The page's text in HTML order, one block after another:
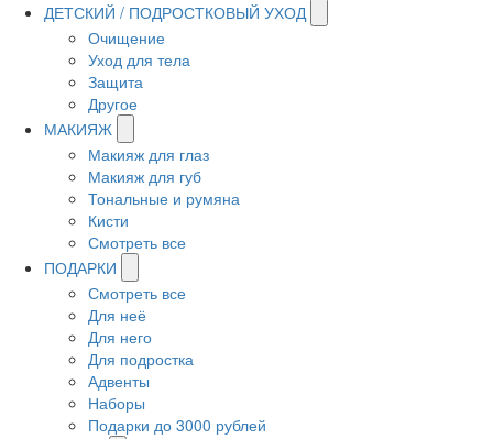
ДЕТСКИЙ / ПОДРОСТКОВЫЙ УХОД
Очищение
Уход для тела
Защита
Другое
МАКИЯЖ
Макияж для глаз
Макияж для губ
Тональные и румяна
Кисти
Смотреть все
ПОДАРКИ
Смотреть все
Для неё
Для него
Для подростка
Адвенты
Наборы
Подарки до 3000 рублей